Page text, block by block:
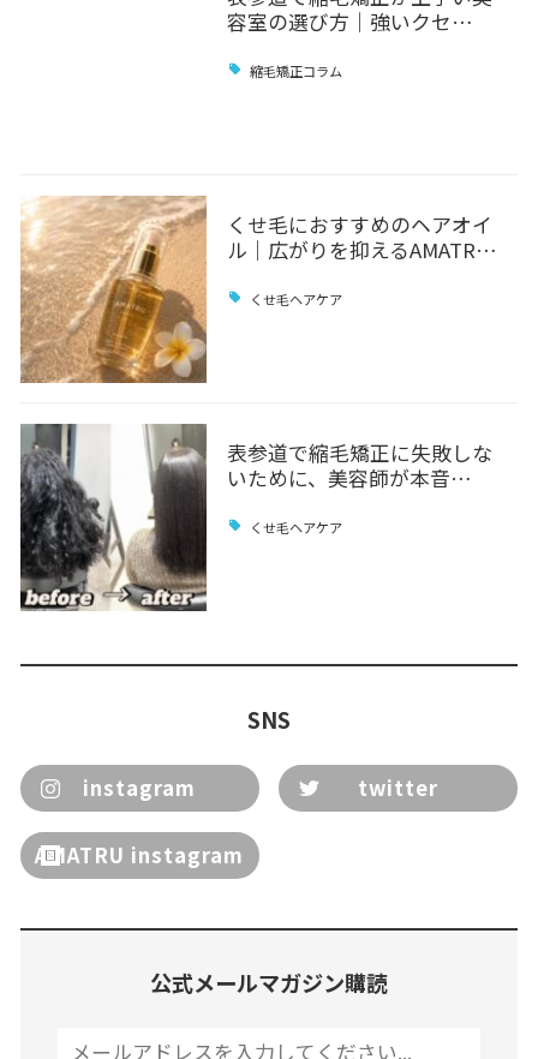
容室の選び方｜強いクセ…
縮毛矯正コラム
くせ毛におすすめのヘアオイ
ル｜広がりを抑えるAMATR…
くせ毛ヘアケア
表参道で縮毛矯正に失敗しな
いために、美容師が本音…
くせ毛ヘアケア
SNS
instagram twitter
AMATRU instagram
公式メールマガジン購読